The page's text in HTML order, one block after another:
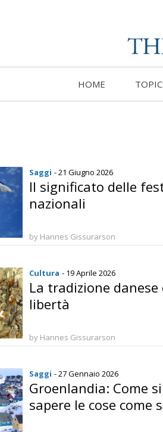
HOME
Saggi - 21 Giugno 2026
Il significato delle
nazionali
by Hannes Gissurarson
Cultura - 19 Aprile 2026
La tradizione danese
libertà
by Hannes Gissurarson
Saggi - 27 Gennaio 2026
Groenlandia: Come
sapere le cose come